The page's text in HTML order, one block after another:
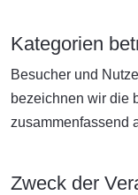
Kategorien
Besucher und
bezeichnen wir die
zusammenfassend
Zweck der